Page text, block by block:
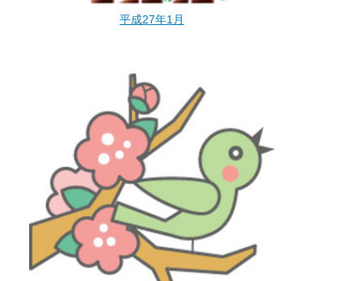
平成27年1月